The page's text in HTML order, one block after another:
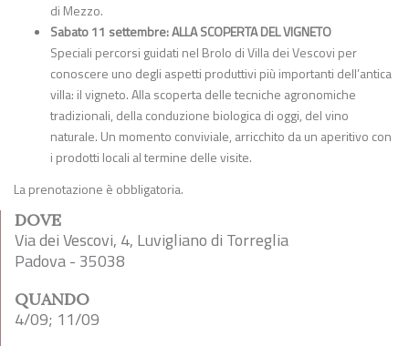
di Mezzo.
Sabato 11 settembre: ALLA SCOPERTA DEL VIGNETO
Speciali percorsi guidati nel Brolo di Villa dei Vescovi per
conoscere uno degli aspetti produttivi più importanti dell’antica
villa: il vigneto. Alla scoperta delle tecniche agronomiche
tradizionali, della conduzione biologica di oggi, del vino
naturale. Un momento conviviale, arricchito da un aperitivo con
i prodotti locali al termine delle visite.
La prenotazione è obbligatoria.
DOVE
Via dei Vescovi, 4, Luvigliano di Torreglia
Padova - 35038
QUANDO
4/09; 11/09